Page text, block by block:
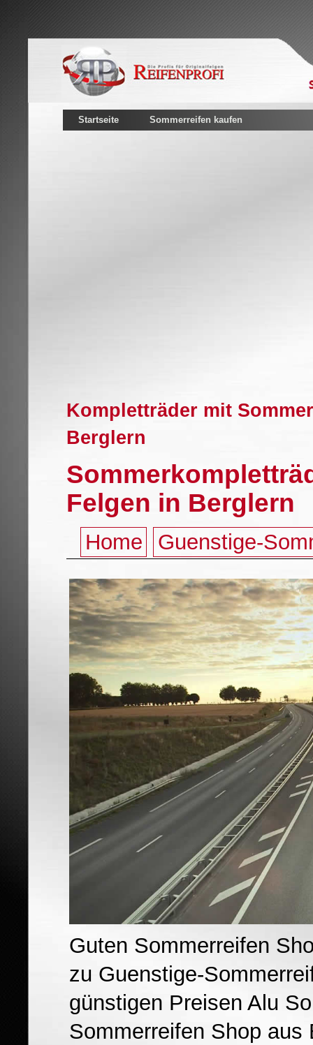
Startseite Sommerreifen kaufen
Kompletträder mit
Berglern
Felgen in Berglern
Home Guenstige-
Guten Sommerreifen
zu Guenstige-
günstigen Preisen Alu
Sommerreifen Shop aus